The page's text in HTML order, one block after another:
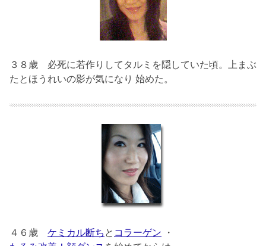
３８歳 必死に若作りしてタルミを隠していた頃。上まぶ
たとほうれいの影が気になり 始めた。
４６歳 ケミカル断ち と コラーゲン ・